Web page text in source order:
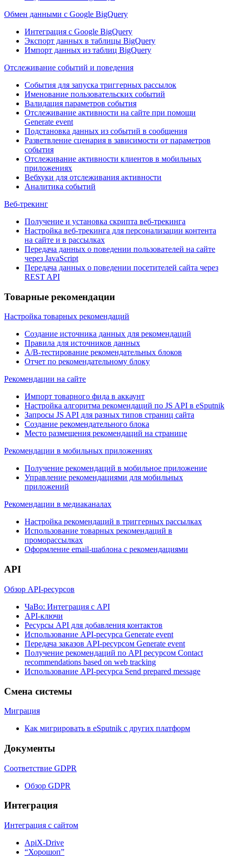
Обмен данными с Google BigQuery
Интеграция с Google BigQuery
Экспорт данных в таблицы BigQuery
Импорт данных из таблиц BigQuery
Отслеживание событий и поведения
События для запуска триггерных рассылок
Именование пользовательских событий
Валидация параметров события
Отслеживание активности на сайте при помощи
Generate event
Подстановка данных из событий в сообщения
Разветвление сценария в зависимости от параметров
события
Отслеживание активности клиентов в мобильных
приложениях
Вебхуки для отслеживания активности
Аналитика событий
Веб-трекинг
Получение и установка скрипта веб-трекинга
Настройка веб-трекинга для персонализации контента
на сайте и в рассылках
Передача данных о поведении пользователей на сайте
через JavaScript
Передача данных о поведении посетителей сайта через
REST API
Товарные рекомендации
Настройка товарных рекомендаций
Создание источника данных для рекомендаций
Правила для источников данных
А/В-тестирование рекомендательных блоков
Отчет по рекомендательному блоку
Рекомендации на сайте
Импорт товарного фида в аккаунт
Настройка алгоритма рекомендаций по JS API в eSputnik
Запросы JS API для разных типов страниц сайта
Создание рекомендательного блока
Место размещения рекомендаций на странице
Рекомендации в мобильных приложениях
Получение рекомендаций в мобильное приложение
Управление рекомендациями для мобильных
приложений
Рекомендации в медиаканалах
Настройка рекомендаций в триггерных рассылках
Использование товарных рекомендаций в
проморассылках
Оформление email-шаблона с рекомендациями
API
Обзор API-ресурсов
ЧаВо: Интеграция с API
API-ключи
Ресурсы API для добавления контактов
Использование API-ресурса Generate event
Передача заказов API-ресурсом Generate event
Получение рекомендаций по API ресурсом Contact
recommendations based on web tracking
Использование API-ресурса Send prepared message
Смена системы
Миграция
Как мигрировать в eSputnik с других платформ
Документы
Соответствие GDPR
Обзор GDPR
Интеграция
Интеграция с сайтом
ApiX-Drive
“Хорошоп”